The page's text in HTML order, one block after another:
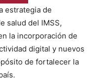
estrategia de
salud del IMSS,
la incorporación de
digital y nuevos
de fortalecer la